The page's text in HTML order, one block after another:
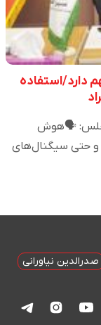
۱۰ درصد سهم دارد/استفاده
🗣️هوش
و حتی سیگنال‌های
صدرالدین نیاورانی